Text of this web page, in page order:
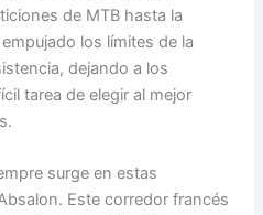
de MTB hasta la
los límites de la
dejando a los
tarea de elegir al mejor
surge en estas
Este corredor francés